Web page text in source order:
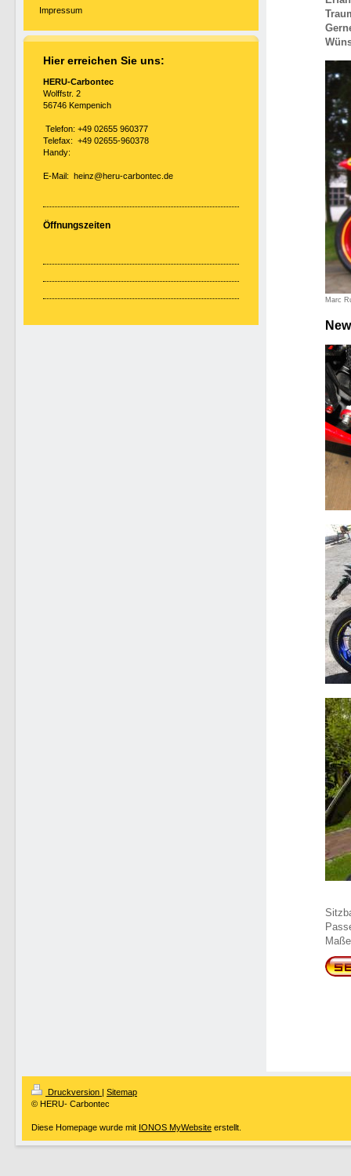
Impressum
Hier erreichen Sie uns:
HERU-Carbontec
Wolffstr. 2
56746 Kempenich
Telefon: +49 02655 960377
Telefax: +49 02655-960378
Handy:
E-Mail: heinz@heru-carbontec.de
Öffnungszeiten
Marc
Druckversion | Sitemap
© HERU- Carbontec
Diese Homepage wurde mit IONOS MyWebsite erstellt.